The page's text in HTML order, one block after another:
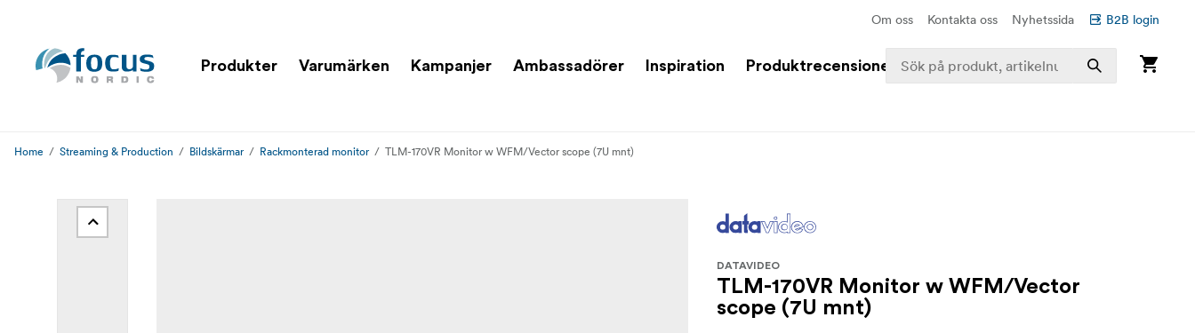
Om oss Kontakta oss Nyhetssida B2B login
Produkter Varumärken Kampanjer Ambassadörer Inspiration Produktrecensioner
Home Streaming & Production Bildskärmar Rackmonterad monitor TLM-170VR Monitor w WFM/Vector scope (7U mnt)
DATAVIDEO
TLM-170VR Monitor w WFM/Vector
scope (7U mnt)